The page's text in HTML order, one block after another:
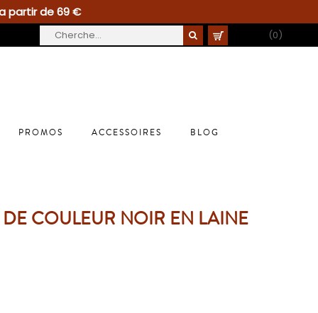
partir de 69 €
(0)
PROMOS ACCESSOIRES BLOG
COULEUR NOIR EN LAINE